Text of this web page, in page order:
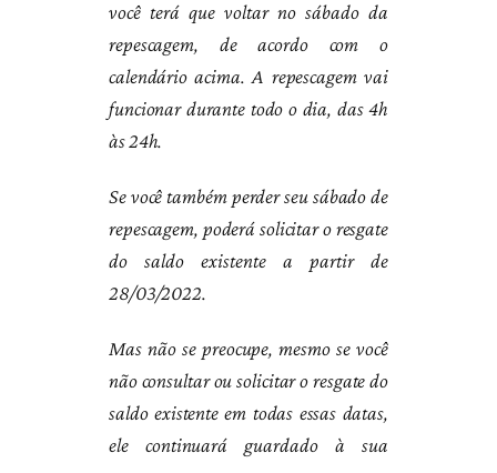
você terá que voltar no sábado da
repescagem, de acordo com o
calendário acima. A repescagem vai
funcionar durante todo o dia, das 4h
às 24h.
Se você também perder seu sábado de
repescagem, poderá solicitar o resgate
do saldo existente a partir de
28/03/2022.
Mas não se preocupe, mesmo se você
não consultar ou solicitar o resgate do
saldo existente em todas essas datas,
ele continuará guardado à sua